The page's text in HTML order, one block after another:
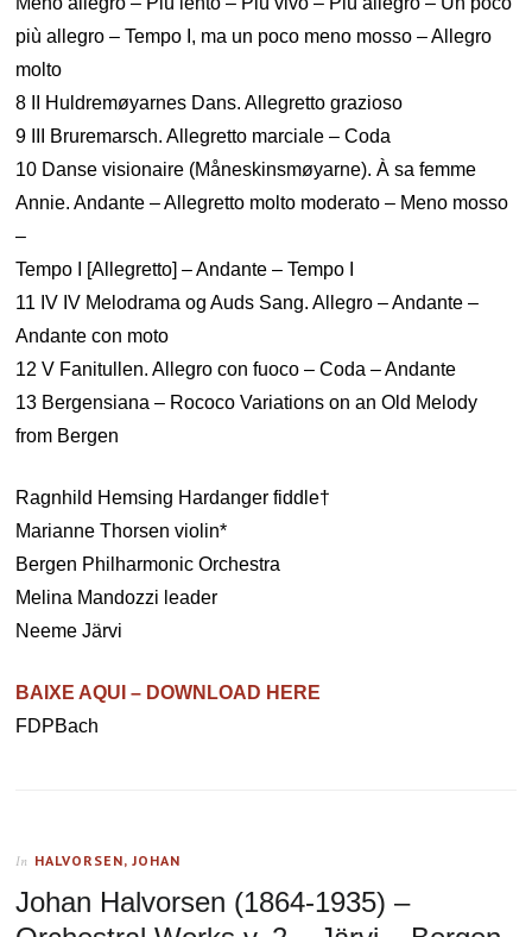
più allegro – Tempo I, ma un poco meno mosso – Allegro
molto
8 II Huldremøyarnes Dans. Allegretto grazioso
9 III Bruremarsch. Allegretto marciale – Coda
10 Danse visionaire (Måneskinsmøyarne). À sa femme
Annie. Andante – Allegretto molto moderato – Meno mosso
–
Tempo I [Allegretto] – Andante – Tempo I
11 IV IV Melodrama og Auds Sang. Allegro – Andante –
Andante con moto
12 V Fanitullen. Allegro con fuoco – Coda – Andante
13 Bergensiana – Rococo Variations on an Old Melody
from Bergen
Ragnhild Hemsing Hardanger fiddle†
Marianne Thorsen violin*
Bergen Philharmonic Orchestra
Melina Mandozzi leader
Neeme Järvi
BAIXE AQUI – DOWNLOAD HERE
FDPBach
In HALVORSEN, JOHAN
Johan Halvorsen (1864-1935) –